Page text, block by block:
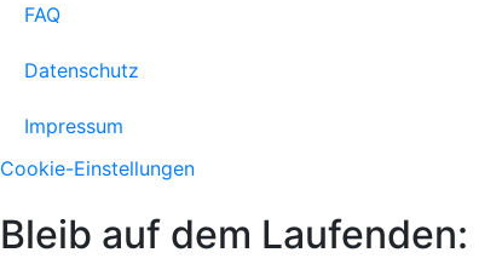
FAQ
Datenschutz
Impressum
Cookie-Einstellungen
Bleib auf dem Laufenden: